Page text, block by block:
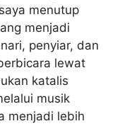
menutup
menjadi
penyiar, dan
lewat
katalis
musik
menjadi lebih